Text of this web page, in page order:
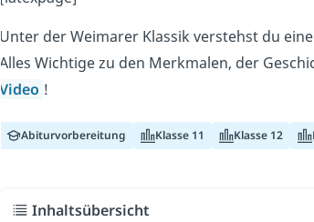
Unter der Weimarer Klassik verstehst du
Alles Wichtige zu den Merkmalen, der
Video !
Abiturvorbereitung Klasse 11 Klasse 12
Inhaltsübersicht